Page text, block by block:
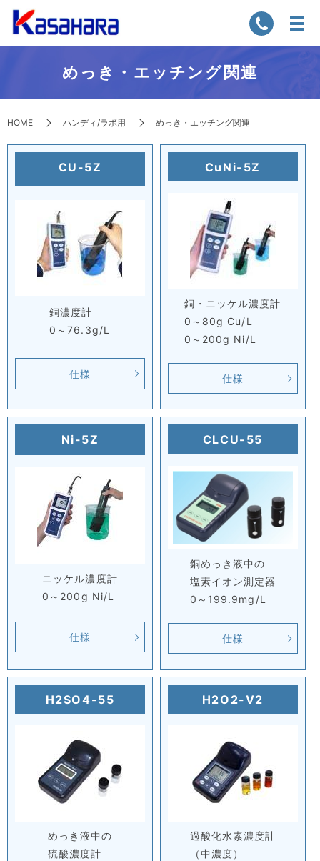
めっき・エッチング関連
HOME ハンディ/ラボ用 めっき・エッチング関連
CU-5Z
銅濃度計
0～76.3g/L
仕様
CuNi-5Z
銅・ニッケル濃度計
0～80g Cu/L
0～200g Ni/L
仕様
Ni-5Z
ニッケル濃度計
0～200g Ni/L
仕様
CLCU-55
銅めっき液中の
塩素イオン測定器
0～199.9mg/L
仕様
H2SO4-55
めっき液中の
硫酸濃度計
H2O2-V2
過酸化水素濃度計
（中濃度）